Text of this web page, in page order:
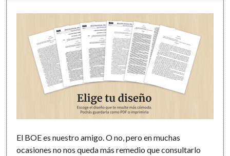
El BOE es nuestro amigo. O no, pero en muchas
ocasiones no nos queda más remedio que consultarlo